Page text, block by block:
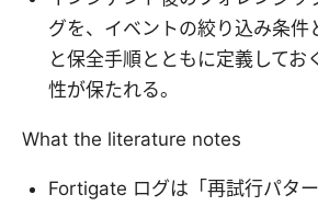
グを、イベントの絞り込み条件
と保全手順とともに定義してお
性が保たれる。
What the literature notes
Fortigate ログは「再試行パタ